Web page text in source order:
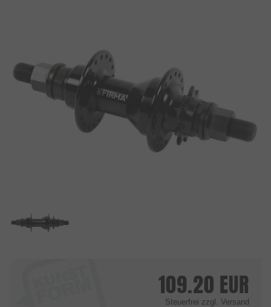
109.20 EUR
Steuerfrei zzgl. Versand